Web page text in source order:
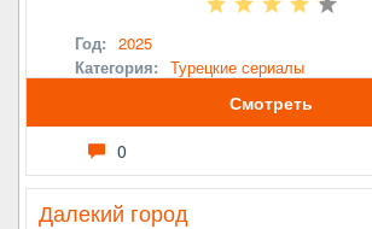
Год: 2025
Категория: Турецкие сериалы
Смотреть
0
Далекий город